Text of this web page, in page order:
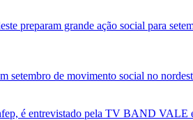
preparam grande ação social para
setembro de movimento social no
é entrevistado pela TV BAND VALE